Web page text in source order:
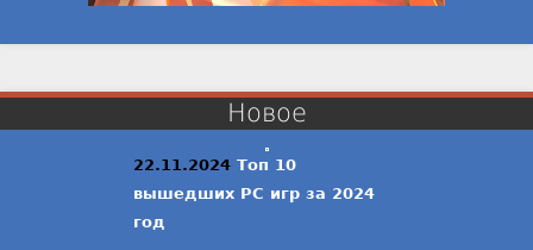
Новое
22.11.2024 Топ 10
вышедших PC игр за 2024
год